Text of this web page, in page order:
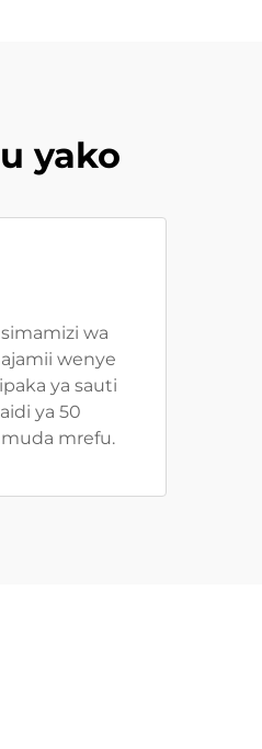
yako
wa
wenye
ya sauti
ya 50
mrefu.